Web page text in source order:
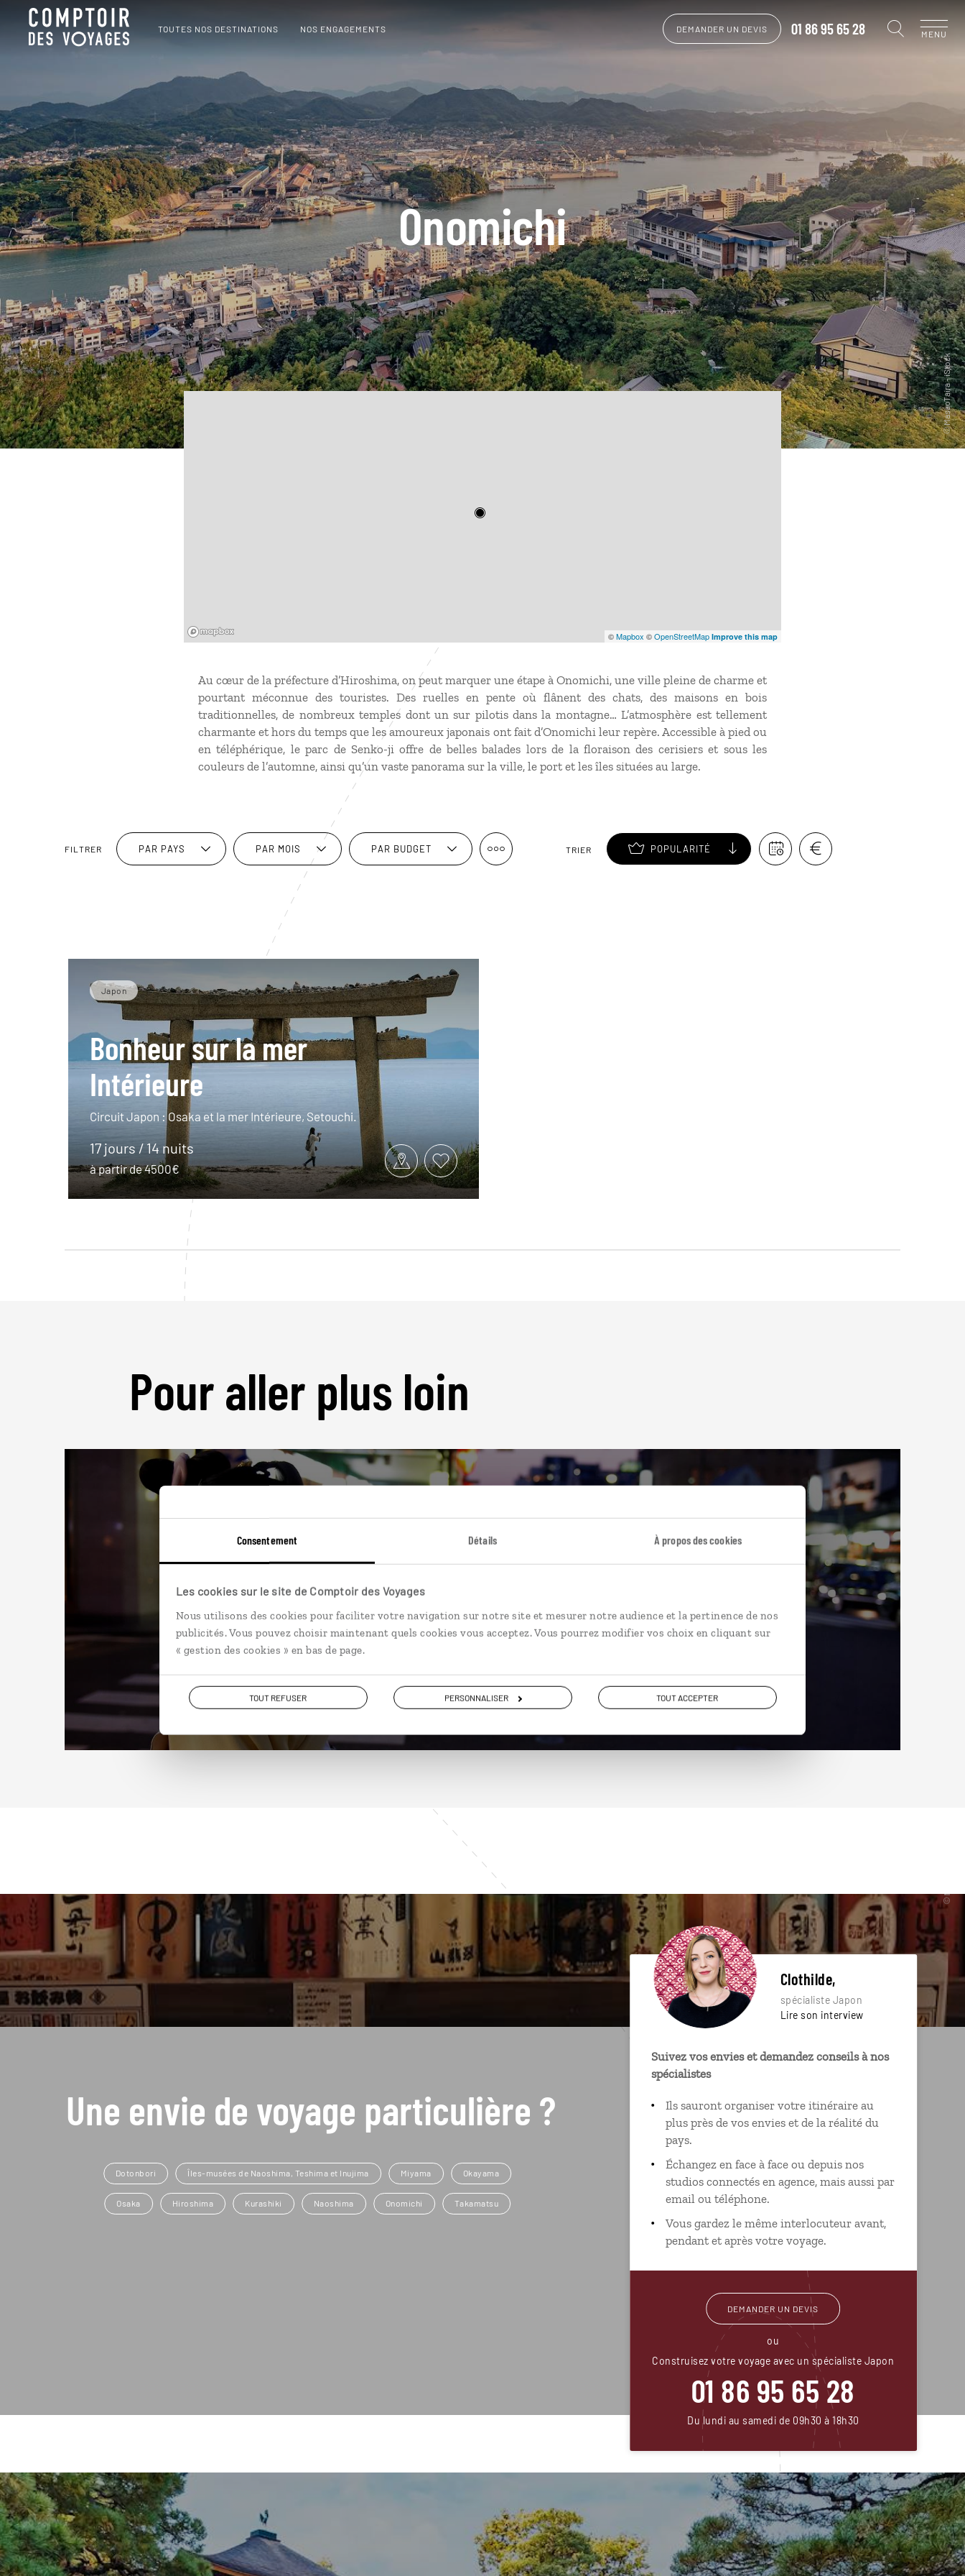
Consentement Détails À propos des cookies
Les cookies sur le site de Comptoir des Voyages
Nous utilisons des cookies pour faciliter votre navigation sur notre site et mesurer notre audience et la pertinence de nos
publicités. Vous pouvez choisir maintenant quels cookies vous acceptez. Vous pourrez modifier vos choix en cliquant sur
« gestion des cookies » en bas de page.
TOUT REFUSER PERSONNALISER TOUT ACCEPTER
TOUTES NOS DESTINATIONS NOS ENGAGEMENTS DEMANDER UN DEVIS 01 86 95 65 28 MENU
Onomichi
©Mapbox ©OpenStreetMap Improve this map
Au cœur de la préfecture d’Hiroshima, on peut marquer une étape à Onomichi, une ville pleine de charme et
pourtant méconnue des touristes. Des ruelles en pente où flânent des chats, des maisons en bois
traditionnelles, de nombreux temples dont un sur pilotis dans la montagne… L’atmosphère est tellement
charmante et hors du temps que les amoureux japonais ont fait d’Onomichi leur repère. Accessible à pied ou
en téléphérique, le parc de Senko-ji offre de belles balades lors de la floraison des cerisiers et sous les
couleurs de l’automne, ainsi qu’un vaste panorama sur la ville, le port et les îles situées au large.
FILTRER PAR PAYS PAR MOIS PAR BUDGET TRIER POPULARITÉ
Japon
Bonheur sur la mer
Intérieure
Circuit Japon : Osaka et la mer Intérieure, Setouchi.
17 jours / 14 nuits
à partir de 4500€
Pour aller plus loin
Nos 15 idées de voyage
Japon
Une envie de voyage particulière ?
Dotonbori Îles-musées de Naoshima, Teshima et Inujima Miyama Okayama
Osaka Hiroshima Kurashiki Naoshima Onomichi Takamatsu
Clothilde,
spécialiste Japon
Lire son interview
Suivez vos envies et demandez conseils à nos
spécialistes
Ils sauront organiser votre itinéraire au
plus près de vos envies et de la réalité du
pays.
Échangez en face à face ou depuis nos
studios connectés en agence, mais aussi par
email ou téléphone.
Vous gardez le même interlocuteur avant,
pendant et après votre voyage.
DEMANDER UN DEVIS
ou
Construisez votre voyage avec un spécialiste Japon
01 86 95 65 28
Du lundi au samedi de 09h30 à 18h30